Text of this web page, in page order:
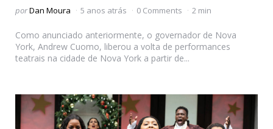
Postado
porDan Moura 5 anos atrás 0 Comments 2 min
Como anunciado anteriormente, o governador de Nova
York, Andrew Cuomo, liberou a volta de performances
teatrais na cidade de Nova York a partir de...